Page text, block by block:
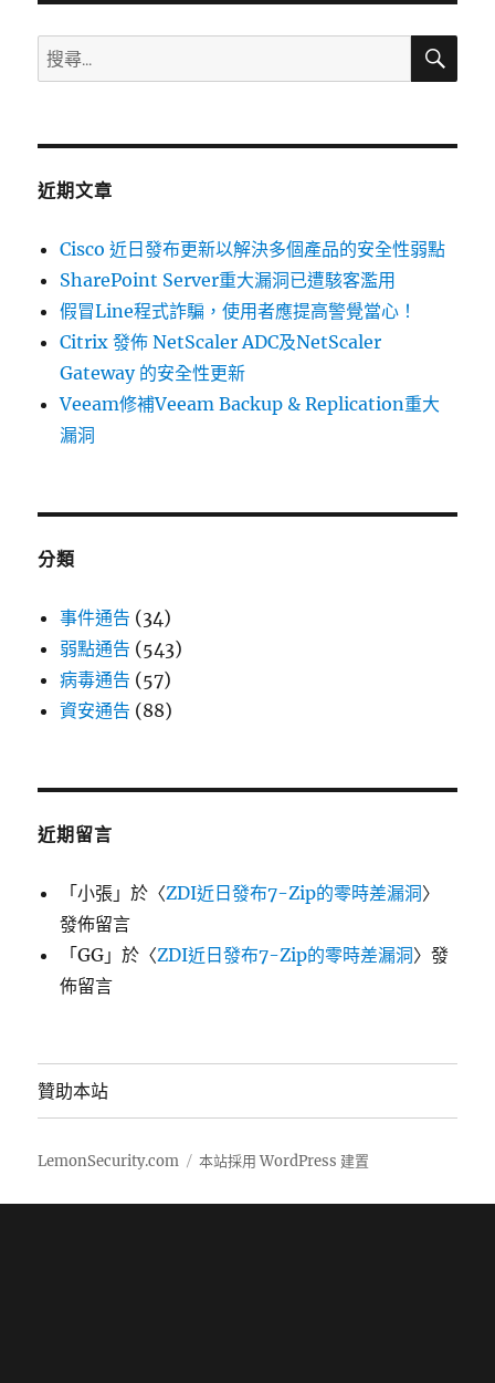
點
脅
搜
尋
鍵
搜
近期文章
Cisco 近日發布更新以解決多個產品的安全性弱點
SharePoint Server重大漏洞已遭駭客濫用
假冒Line程式詐騙，使用者應提高警覺當心！
Citrix 發佈 NetScaler ADC及NetScaler
Gateway 的安全性更新
Veeam修補Veeam Backup & Replication重大
漏洞
分類
事件通告 (34)
弱點通告 (543)
病毒通告 (57)
資安通告 (88)
近期留言
「小張 」於〈ZDI近日發布7-Zip的零時差漏洞〉
發佈留言
「GG 」於〈ZDI近日發布7-Zip的零時差漏洞〉發
佈留言
贊助本站
LemonSecurity.com 本站採用 WordPress 建置